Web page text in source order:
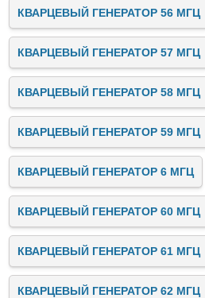
КВАРЦЕВЫЙ ГЕНЕРАТОР 56 МГЦ
КВАРЦЕВЫЙ ГЕНЕРАТОР 57 МГЦ
КВАРЦЕВЫЙ ГЕНЕРАТОР 58 МГЦ
КВАРЦЕВЫЙ ГЕНЕРАТОР 59 МГЦ
КВАРЦЕВЫЙ ГЕНЕРАТОР 6 МГЦ
КВАРЦЕВЫЙ ГЕНЕРАТОР 60 МГЦ
КВАРЦЕВЫЙ ГЕНЕРАТОР 61 МГЦ
КВАРЦЕВЫЙ ГЕНЕРАТОР 62 МГЦ